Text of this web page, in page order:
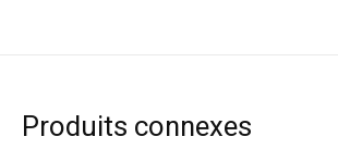
Produits connexes